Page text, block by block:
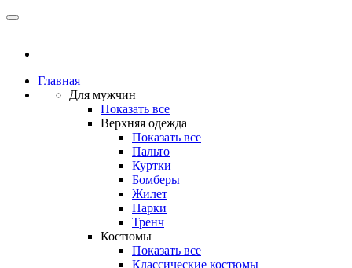
Главная
Для мужчин
Показать все
Верхняя одежда
Показать все
Пальто
Куртки
Бомберы
Жилет
Парки
Тренч
Костюмы
Показать все
Классические костюмы